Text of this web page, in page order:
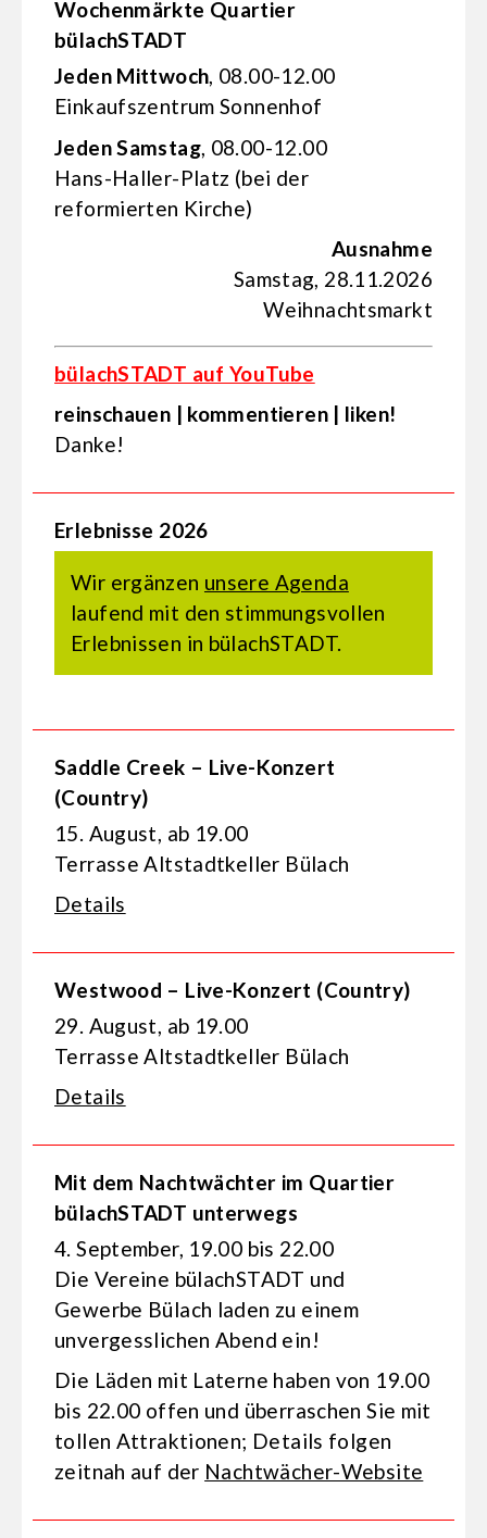
Wochenmärkte Quartier
bülachSTADT
Jeden Mittwoch, 08.00-12.00
Einkaufs­zentrum Sonnenhof
Jeden Samstag, 08.00-12.00
Hans-Haller-Platz (bei der
reformierten Kirche)
Ausnahme
Samstag, 28.11.2026
Weihnachtsmarkt
bülachSTADT auf YouTube
reinschauen | kommentieren | liken!
Danke!
Erlebnisse 2026
Wir ergänzen unsere Agenda
laufend mit den stimmungsvollen
Erlebnissen in bülachSTADT.
Saddle Creek – Live-Konzert
(Country)
15. August, ab 19.00
Terrasse Altstadtkeller Bülach
Details
Westwood – Live-Konzert (Country)
29. August, ab 19.00
Terrasse Altstadtkeller Bülach
Details
Mit dem Nachtwächter im Quartier
bülachSTADT unterwegs
4. September, 19.00 bis 22.00
Die Vereine bülachSTADT und
Gewerbe Bülach laden zu einem
unvergesslichen Abend ein!
Die Läden mit Laterne haben von 19.00
bis 22.00 offen und überraschen Sie mit
tollen Attraktionen; Details folgen
zeitnah auf der Nachtwächer-Website